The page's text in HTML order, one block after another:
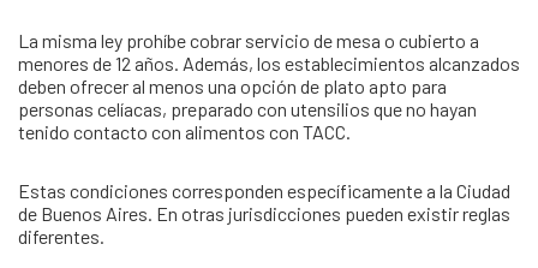
La misma ley prohíbe cobrar servicio de mesa o cubierto a
menores de 12 años. Además, los establecimientos alcanzados
deben ofrecer al menos una opción de plato apto para
personas celíacas, preparado con utensilios que no hayan
tenido contacto con alimentos con TACC.
Estas condiciones corresponden específicamente a la Ciudad
de Buenos Aires. En otras jurisdicciones pueden existir reglas
diferentes.